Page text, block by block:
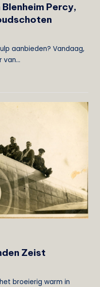
Percy,
aanbieden? Vandaag,
van…
Zeist
broeierig warm in